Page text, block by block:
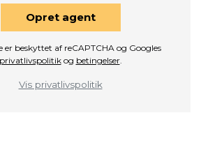
Opret agent
er beskyttet af reCAPTCHA og Googles
privatlivspolitikog betingelser.
Vis privatlivspolitik